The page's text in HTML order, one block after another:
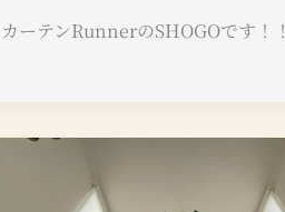
カーテンRunnerのSHOGOです！！